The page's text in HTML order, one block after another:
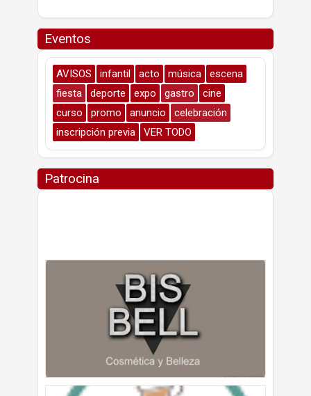
Eventos
AVISOS infantil acto música
escena
fiesta
deporte expo gastro
cine
curso
promo anuncio
celebración
inscripción previa
VER TODO
Patrocina